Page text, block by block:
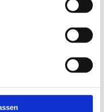
Jobbörsen jede
Teste die "Jobsuche
passen.